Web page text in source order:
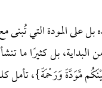
بل على المودة التي
البداية، بل كثيرًا ما
مَّوَدَّةً وَرَحْمَةً}،